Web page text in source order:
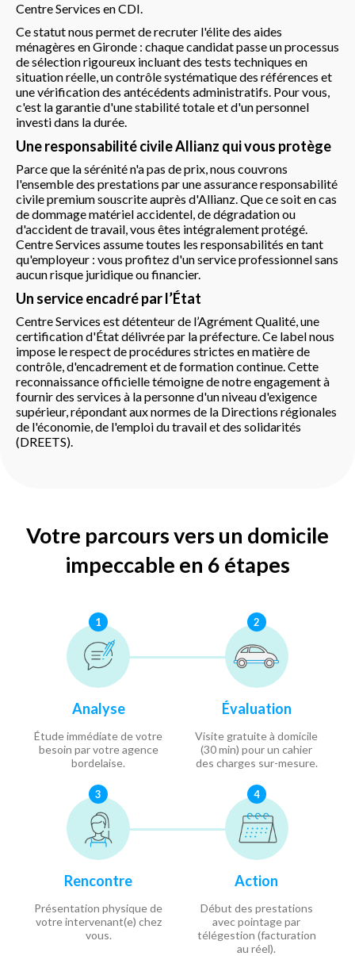
Centre Services en CDI.
Ce statut nous permet de recruter l'élite des aides
ménagères en Gironde : chaque candidat passe un processus
de sélection rigoureux incluant des tests techniques en
situation réelle, un contrôle systématique des références et
une vérification des antécédents administratifs. Pour vous,
c'est la garantie d'une stabilité totale et d'un personnel
investi dans la durée.
Une responsabilité civile Allianz qui vous protège
Parce que la sérénité n'a pas de prix, nous couvrons
l'ensemble des prestations par une assurance responsabilité
civile premium souscrite auprès d'Allianz. Que ce soit en cas
de dommage matériel accidentel, de dégradation ou
d'accident de travail, vous êtes intégralement protégé.
Centre Services assume toutes les responsabilités en tant
qu'employeur : vous profitez d'un service professionnel sans
aucun risque juridique ou financier.
Un service encadré par l’État
Centre Services est détenteur de l’Agrément Qualité, une
certification d'État délivrée par la préfecture. Ce label nous
impose le respect de procédures strictes en matière de
contrôle, d'encadrement et de formation continue. Cette
reconnaissance officielle témoigne de notre engagement à
fournir des services à la personne d'un niveau d'exigence
supérieur, répondant aux normes de la Directions régionales
de l'économie, de l'emploi du travail et des solidarités
(DREETS).
Votre parcours vers un domicile
impeccable en 6 étapes
1
Analyse
Étude immédiate de votre
besoin par votre agence
bordelaise.
2
Évaluation
Visite gratuite à domicile
(30 min) pour un cahier
des charges sur-mesure.
3
Rencontre
Présentation physique de
votre intervenant(e) chez
vous.
4
Action
Début des prestations
avec pointage par
télégestion (facturation
au réel).